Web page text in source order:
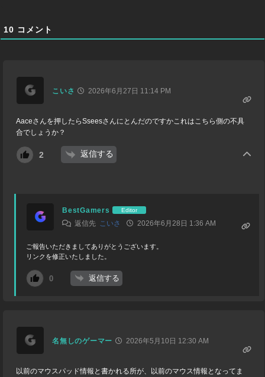
10 コメント
こいさ 2026年6月27日 11:14 PM
Aaceさんを押したらSseesさんにとんだのですかこれはこちら側の不具
合でしょうか？
2 返信する
BestGamers Editor
返信先 こいさ 2026年6月28日 1:36 AM
ご報告いただきましてありがとうございます。
リンクを修正いたしました。
0 返信する
名無しのゲーマー 2026年5月10日 12:30 AM
以前のマウスパッド情報と書かれる所が、以前のマウス情報となってま